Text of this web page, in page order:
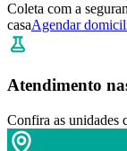
Coleta com a
casaAgendar
Atendimento
Confira as unidades